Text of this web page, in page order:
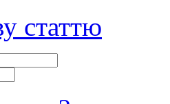
статтю